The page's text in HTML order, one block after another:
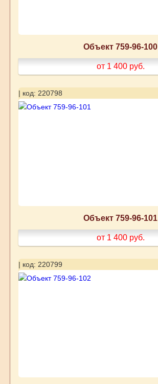
Объект 759-96-100
от 1 400 руб.
| код: 220798
Объект 759-96-101
от 1 400 руб.
| код: 220799